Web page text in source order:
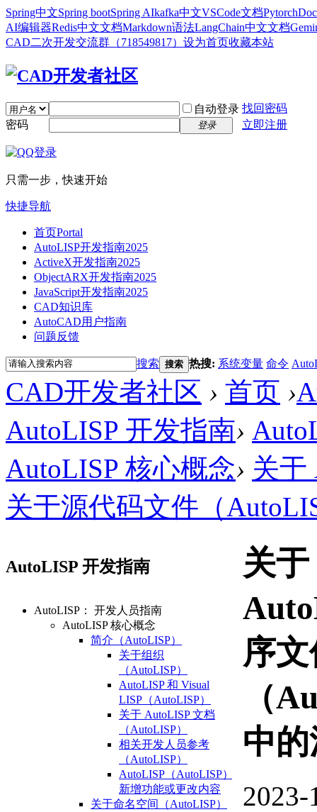
Spring中文Spring bootSpring AIkafka中文VSCode文档Pytorch
AI编辑器Redis中文文档Markdown语法LangChain中文文档
CAD二次开发交流群（718549817） 设为首页收藏本站
自动登录 找回密码
密码
登录 立即注册
只需一步，快速开始
快捷导航
首页Portal
AutoLISP开发指南2025
ActiveX开发指南2025
ObjectARX开发指南2025
JavaScript开发指南2025
CAD知识库
AutoCAD用户指南
问题反馈
搜索 搜索 热搜: 系统变量 命令
CAD开发者社区 › 首页 ›
AutoLISP 开发指南›
AutoLISP 核心概念› 关于
关于源代码文件（
AutoLISP 开发指南
AutoLISP： 开发人员指南
AutoLISP 核心概念
简介（AutoLISP）
关于组织
（AutoLISP）
AutoLISP 和 Visual
LISP（AutoLISP）
关于 AutoLISP 文档
（AutoLISP）
相关开发人员参考
（AutoLISP）
AutoLISP（AutoLISP）
新增功能或更改内容
关于命名空间（AutoLISP）
关于
序
（
中
2023-